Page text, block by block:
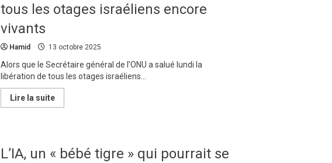
de
900
à
croisée
des
crises
tous les otages israéliens encore
vivants
Hamid 13 octobre 2025
Alors que le Secrétaire général de l’ONU a salué lundi la
libération de tous les otages israéliens...
Lire la suiteEn
savoir
l’ONU
salue
L’IA, un « bébé tigre » qui pourrait se